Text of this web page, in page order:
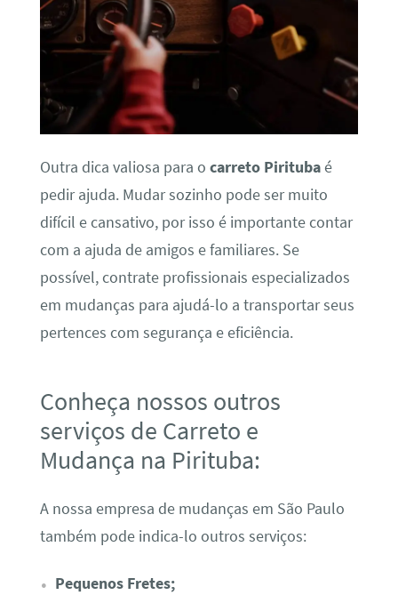
Outra dica valiosa para o carreto Piritubaé
pedir ajuda. Mudar sozinho pode ser muito
difícil e cansativo, por isso é importante contar
com a ajuda de amigos e familiares. Se
possível, contrate profissionais especializados
em mudanças para ajudá-lo a transportar seus
pertences com segurança e eficiência.
Conheça nossos outros
serviços de Carreto e
Mudança na Pirituba:
A nossa empresa de mudanças em São Paulo
também pode indica-lo outros serviços:
Pequenos Fretes;